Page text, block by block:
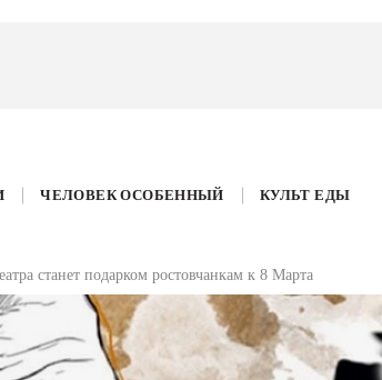
ЧЕЛОВЕК ОСОБЕННЫЙ КУЛЬТ ЕДЫ
станет подарком ростовчанкам к 8 Марта